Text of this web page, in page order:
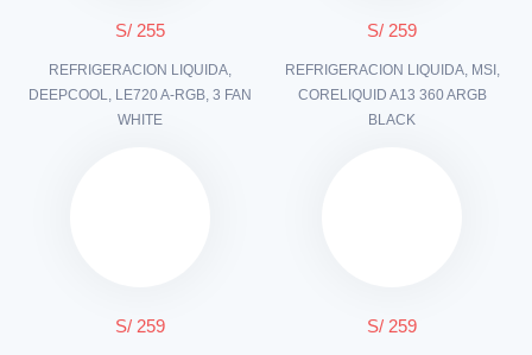
S/ 255
REFRIGERACION LIQUIDA,
DEEPCOOL, LE720 A-RGB, 3 FAN
WHITE
S/ 259
REFRIGERACION LIQUIDA, MSI,
CORELIQUID A13 360 ARGB
BLACK
S/ 259 S/ 259